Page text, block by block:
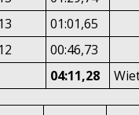
01:01,65
00:46,73
04:11,28